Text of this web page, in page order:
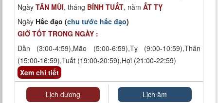
Ngày TÂN MÙI, tháng BÍNH TUẤT, năm ẤT TỴ
Ngày Hắc đạo (chu tước hắc đạo)
GIỜ TỐT TRONG NGÀY :
Dần (3:00-4:59),Mão (5:00-6:59),Tỵ (9:00-10:59),Thân
(15:00-16:59),Tuất (19:00-20:59),Hợi (21:00-22:59)
Xem chi tiết
Lịch dương Lịch âm